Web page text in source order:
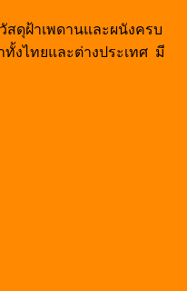
สดุฝ้าเพดานและผนังครบ
งไทยและต่างประเทศ มี